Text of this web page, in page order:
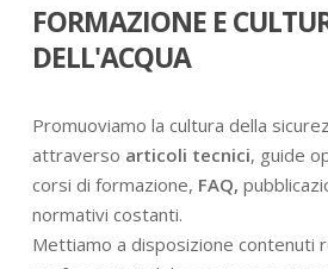
FORMAZIONE E
DELL'ACQUA
Promuoviamo la cultura della
attraverso articoli tecnici, guide
corsi di formazione, FAQ,
normativi costanti.
Mettiamo a disposizione contenuti